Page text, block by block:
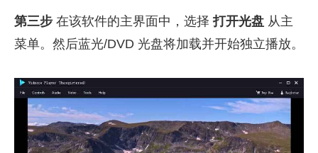
第三步 在该软件的主界面中，选择打开光盘 从主
菜单。然后蓝光/DVD 光盘将加载并开始独立播放。